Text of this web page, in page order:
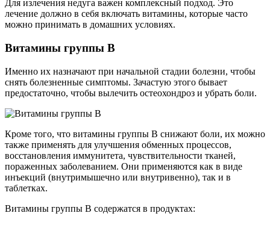
Для излечения недуга важен комплексный подход. Это
лечение должно в себя включать витамины, которые часто
можно принимать в домашних условиях.
Витамины группы В
Именно их назначают при начальной стадии болезни, чтобы
снять болезненные симптомы. Зачастую этого бывает
предостаточно, чтобы вылечить остеохондроз и убрать боли.
Кроме того, что витамины группы В снижают боли, их можно
также применять для улучшения обменных процессов,
восстановления иммунитета, чувствительности тканей,
пораженных заболеванием. Они применяются как в виде
инъекций (внутримышечно или внутривенно), так и в
таблетках.
Витамины группы В содержатся в продуктах: